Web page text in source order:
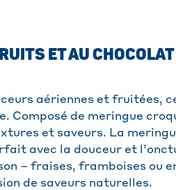
ET AU CHOCOLAT
aériennes et fruitées,
Composé de meringue
et saveurs. La
avec la douceur et
– fraises, framboises ou
de saveurs naturelles.